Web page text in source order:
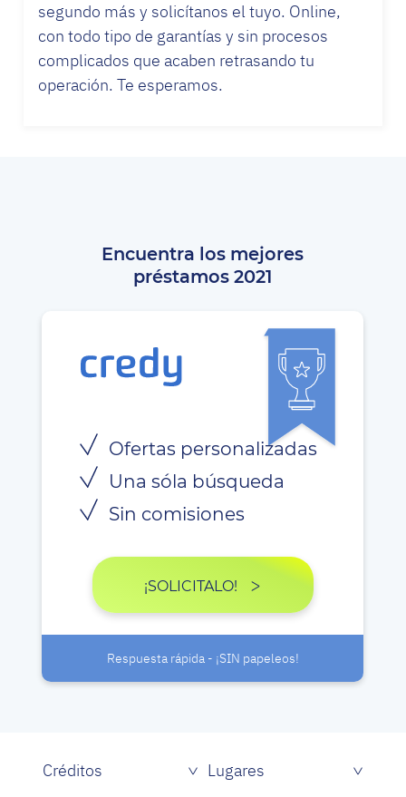
segundo más y solicítanos el tuyo. Online,
con todo tipo de garantías y sin procesos
complicados que acaben retrasando tu
operación. Te esperamos.
Encuentra los mejores
préstamos 2021
Ofertas personalizadas
Una sóla búsqueda
Sin comisiones
¡SOLICITALO!
Respuesta rápida - ¡SIN papeleos!
Créditos Lugares